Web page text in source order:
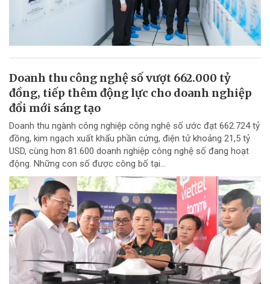
Doanh thu công nghệ số vượt 662.000 tỷ
đồng, tiếp thêm động lực cho doanh nghiệp
đổi mới sáng tạo
Doanh thu ngành công nghiệp công nghệ số ước đạt 662.724 tỷ
đồng, kim ngạch xuất khẩu phần cứng, điện tử khoảng 21,5 tỷ
USD, cùng hơn 81.600 doanh nghiệp công nghệ số đang hoạt
động. Những con số được công bố tại...